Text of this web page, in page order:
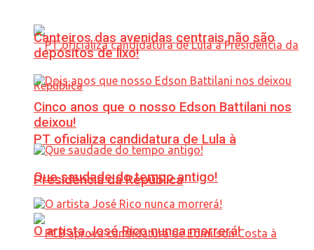
PT oficializa candidatura de Lula à
Presidência da República
Canteiros das avenidas centrais não são
depósitos de lixo!
Cinco anos que o nosso Edson Battilani nos
deixou!
Que saudade do tempo antigo!
O artista José Rico nunca morrerá!